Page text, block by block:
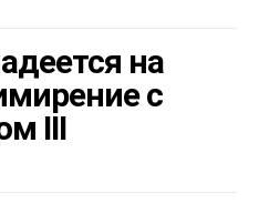
на
с
III